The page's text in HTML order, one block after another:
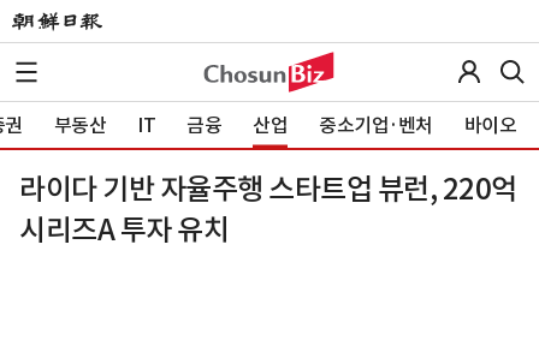
부동산 IT 금융 산업 중소기업·벤처 바이오
라이다 기반 자율주행 스타트업 뷰런, 220억
시리즈A 투자 유치